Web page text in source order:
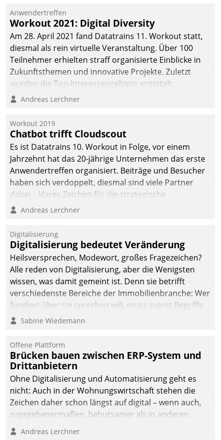
Cloud-Strategien und -
Lösungen mit hohem
Zukunftspotenzial.
Anwendertreffen
Workout 2021: Digital Diversity
Am 28. April 2021 fand Datatrains 11. Workout statt,
diesmal als rein virtuelle Veranstaltung. Über 100
Teilnehmer erhielten straff organisierte Einblicke in
Zukunftsthemen und innovative Projekte. Zuletzt
wurden die Top-Interessengebiete ermittelt.
Andreas Lerchner
Workout 2019
Chatbot trifft Cloudscout
Es ist Datatrains 10. Workout in Folge, vor einem
Jahrzehnt hat das 20-jährige Unternehmen das erste
Anwendertreffen organisiert. Beiträge und Besucher
haben sich verdoppelt, diesmal sind viele Partner
dabei – klares Zeichen für die strategische
Fokussierung auf den Kunden.
Andreas Lerchner
Digitalisierung
Digitalisierung bedeutet Veränderung
Heilsversprechen, Modewort, großes Fragezeichen?
Alle reden von Digitalisierung, aber die Wenigsten
wissen, was damit gemeint ist. Denn sie betrifft
verschiedenste Bereiche der Immobilienbranche: Wer
fundiert über sie sprechen will, muss zuerst Begriffe
klären. Ein Aspekt ist die betriebliche Optimierung:
Einsparungen durch optimierte und automatisierte
Prozesse. Doch man darf nicht zu viel erwarten: Allein
mit der Einführung einer neuen Software ist es nicht
getan. Die Digitalisierung erfordert von Unternehmen
die Bereitschaft, sich zu überprüfen, zu hinterfragen
und zu verändern.
Sabine Wiedemann
Offene Plattform
Brücken bauen zwischen ERP-System und
Drittanbietern
Ohne Digitalisierung und Automatisierung geht es
nicht: Auch in der Wohnungswirtschaft stehen die
Zeichen daher schon längst auf digital – wenn auch,
zugegebenermaßen, behutsamer als in anderen
Branchen.
Andreas Lerchner